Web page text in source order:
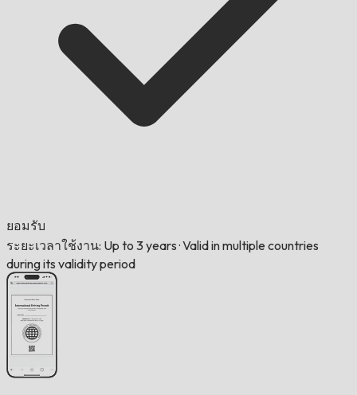
ยอมรับ
ระยะเวลาใช้งาน: Up to 3 years ·Valid in multiple countries
during its validity period